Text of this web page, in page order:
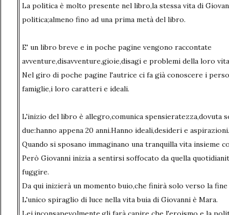
La politica è molto presente nel libro,la stessa vita di
politica;almeno fino ad una prima metà del libro.
E' un libro breve e in poche pagine vengono raccontate
avventure,disavventure,gioie,disagi e problemi della loro
Nel giro di poche pagine l'autrice ci fa già conoscere i
famiglie,i loro caratteri e ideali.
L'inizio del libro è allegro,comunica spensieratezza,dovuta
due:hanno appena 20 anni.Hanno ideali,desideri e aspirazioni.
Quando si sposano immaginano una tranquilla vita insieme
Però Giovanni inizia a sentirsi soffocato da quella
fuggire.
Da qui inizierà un momento buio,che finirà solo verso la
L'unico spiraglio di luce nella vita buia di Giovanni è Mara.